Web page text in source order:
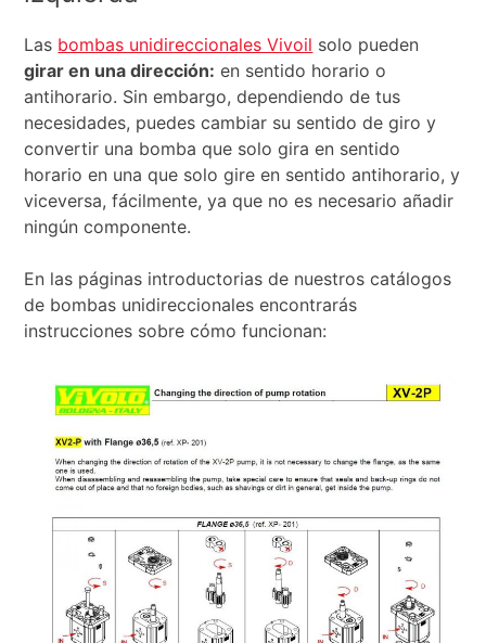
Las bombas unidireccionales Vivoil solo pueden
girar en una dirección: en sentido horario o
antihorario. Sin embargo, dependiendo de tus
necesidades, puedes cambiar su sentido de giro y
convertir una bomba que solo gira en sentido
horario en una que solo gire en sentido antihorario, y
viceversa, fácilmente, ya que no es necesario añadir
ningún componente.
En las páginas introductorias de nuestros catálogos
de bombas unidireccionales encontrarás
instrucciones sobre cómo funcionan: